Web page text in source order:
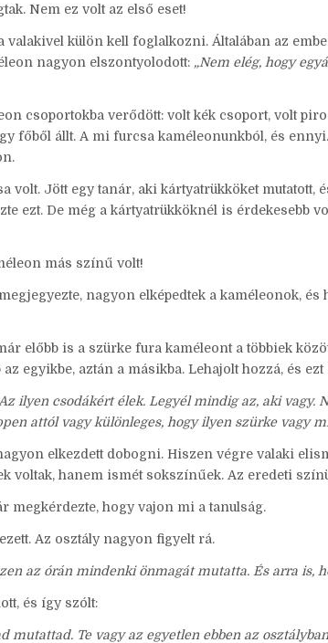
Nem ez volt az első eset!
valakivel külön kell foglalkozni. Általában az
nagyon elszontyolodott: „Nem elég, hogy
csoportokba verődött: volt kék csoport, volt
főből állt. A mi furcsa kaméleonunkból, és ennyi.
volt. Jött egy tanár, aki kártyatrükköket mutatott,
ezt. De még a kártyatrükköknél is érdekesebb
más színű volt!
nagyon elképedtek a kaméleonok,
előbb is a szürke fura kaméleont a többiek
az egyikbe, aztán a másikba. Lehajolt hozzá, és
ilyen csodákért élek. Legyél mindig az, aki
attól vagy különleges, hogy ilyen szürke vagy
elkezdett dobogni. Hiszen végre valaki
voltak, hanem ismét sokszínűek. Az eredeti
megkérdezte, hogy vajon mi a tanulság.
Az osztály nagyon figyelt rá.
az órán mindenki önmagát mutatta. És arra is,
és így szólt:
mutattad. Te vagy az egyetlen ebben az